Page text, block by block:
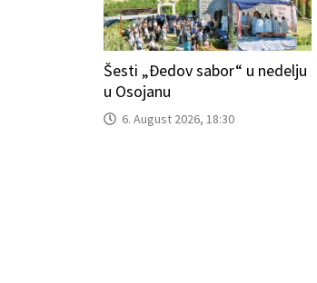
Šesti „Đedov sabor“ u nedelju
u Osojanu
6. August 2026, 18:30